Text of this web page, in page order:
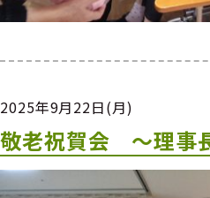
2025年9月22日(月)
敬老祝賀会 ～理事